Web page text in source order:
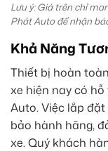
Lưu ý: Giá trên chỉ
Phát Auto để nhận
Khả Năng
Thiết bị hoàn
xe hiện nay có
Auto. Việc lắp
bảo hành hãng,
xe. Quý khách